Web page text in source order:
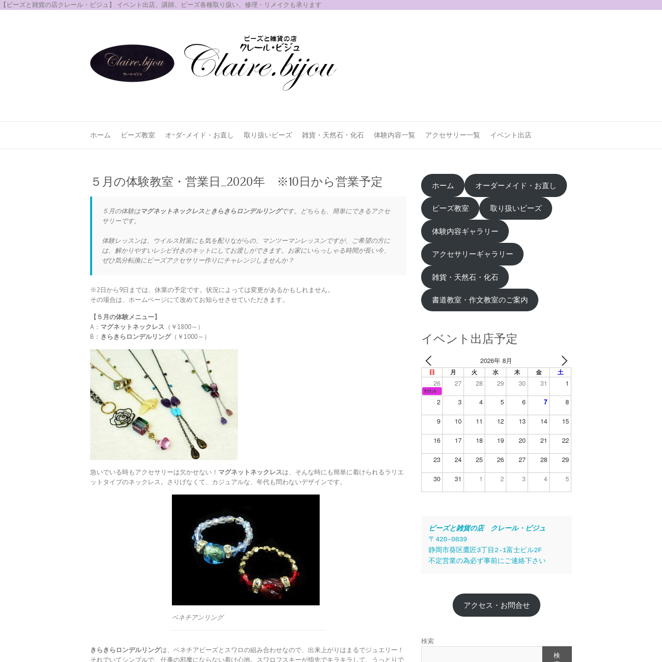
【ビーズと雑貨の店クレール・ビジュ】 イベント出店、講師、ビーズ各種取り扱い、修理・リメイクも承ります
ホーム ビーズ教室 オｰダｰメイド・お直し 取り扱いビーズ 雑貨・天然石・化石 体験内容一覧 アクセサリー一覧 イベント出店
５月の体験教室・営業日_2020年 ※10日から営業予定
５月の体験はマグネットネックレスときらきらロンデルリングです。どちらも、簡単にできるアクセ
サリーです。
体験レッスンは、ウイルス対策にも気を配りながらの、マンツーマンレッスンですが、ご希望の方に
は、解かりやすいレシピ付きのキットにしてお渡しができます。お家にいらっしゃる時間が長い今、
ぜひ気分転換にビーズアクセサリー作りにチャレンジしませんか？
※2日から9日までは、休業の予定です。状況によっては変更があるかもしれません。
その場合は、ホームページにて改めてお知らせさせていただきます。
【５ 月の体験メニュー】
A： マグネットネックレス （￥1800～）
B： きらきらロンデルリング（￥1000～）
急いでいる時もアクセサリーは欠かせない！ マグネットネックレスは、そんな時にも簡単に着けられるラリエ
ットタイプのネックレス。さりげなくて、カジュアルな、年代も問わないデザインです。
ベネチアンリング
きらきらロンデルリングは、ベネチアビーズとスワロの組み合わせなので、出来上がりはまるでジュエリー！
それでいてシンプルで、仕事の邪魔にならない着け心地。スワロフスキーが指先でキラキラして、うっとりで
ホーム オーダーメイド・お直し
ビーズ教室 取り扱いビーズ
体験内容ギャラリー
アクセサリーギャラリー
雑貨・天然石・化石
書道教室・作文教室のご案内
イベント出店予定
2026年 8月
日 月 火 水 木 金 土
26 27 28 29 30 31 1
ｻｸﾗﾉｷ
2 3 4 5 6 7 8
9 10 11 12 13 14 15
16 17 18 19 20 21 22
23 24 25 26 27 28 29
30 31 1 2 3 4 5
ビーズと雑貨の店　クレール・ビジュ
〒420-0839
静岡市葵区鷹匠3丁目2-1富士ビル2F
不定営業の為必ず事前にご連絡下さい
アクセス・お問合せ
検索
検